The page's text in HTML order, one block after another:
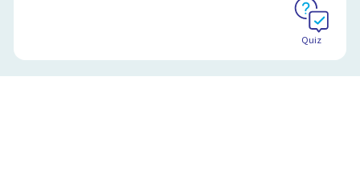
Quiz